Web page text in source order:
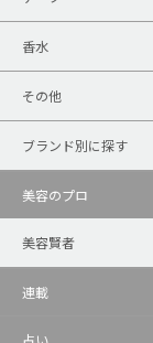
香水
その他
ブランド別に探す
美容のプロ
美容賢者
連載
占い